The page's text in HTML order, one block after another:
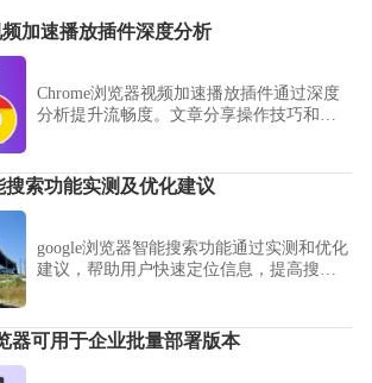
加速播放插件深度分析
Chrome浏览器视频加速播放插件通过深度
分析提升流畅度。文章分享操作技巧和优
搜索功能实测及优化建议
google浏览器智能搜索功能通过实测和优化
建议，帮助用户快速定位信息，提高搜索
器可用于企业批量部署版本